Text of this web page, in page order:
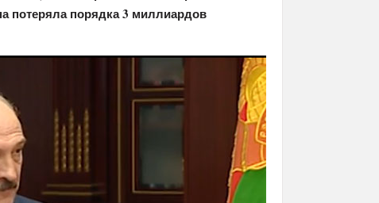
потеряла порядка 3 миллиардов